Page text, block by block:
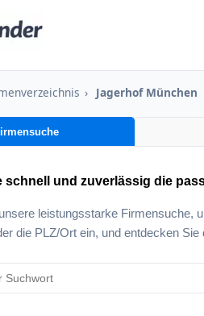
› Jagerhof München
schnell und zuverlässig die
leistungsstarke Firmensuche,
die PLZ/Ort ein, und entdecken